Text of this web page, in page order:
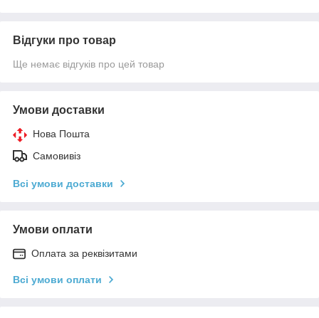
Відгуки про товар
Ще немає відгуків про цей товар
Умови доставки
Нова Пошта
Самовивіз
Всі умови доставки
Умови оплати
Оплата за реквізитами
Всі умови оплати